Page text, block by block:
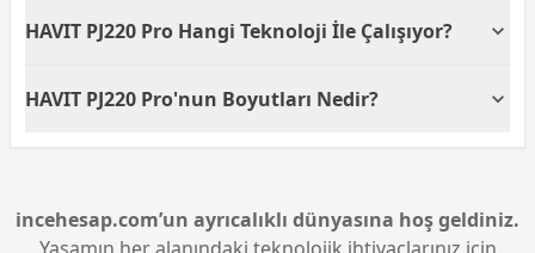
40.000 saat lamba ömrü sunan HAVIT PJ220 Pro,
HAVIT PJ220 Pro Hangi Teknoloji İle Çalışıyor?
kullanır. LCD teknolojisi, renklerin canlı ve
uygulamalarında sıklıkla tercih edilir.
HAVIT PJ220 Pro'nun Boyutları Nedir?
242.6x145x180 mm boyutlarına sahip olan HAVIT
kullanılabilir.
incehesap.com’un ayrıcalıklı dünyasına hoş geldiniz.